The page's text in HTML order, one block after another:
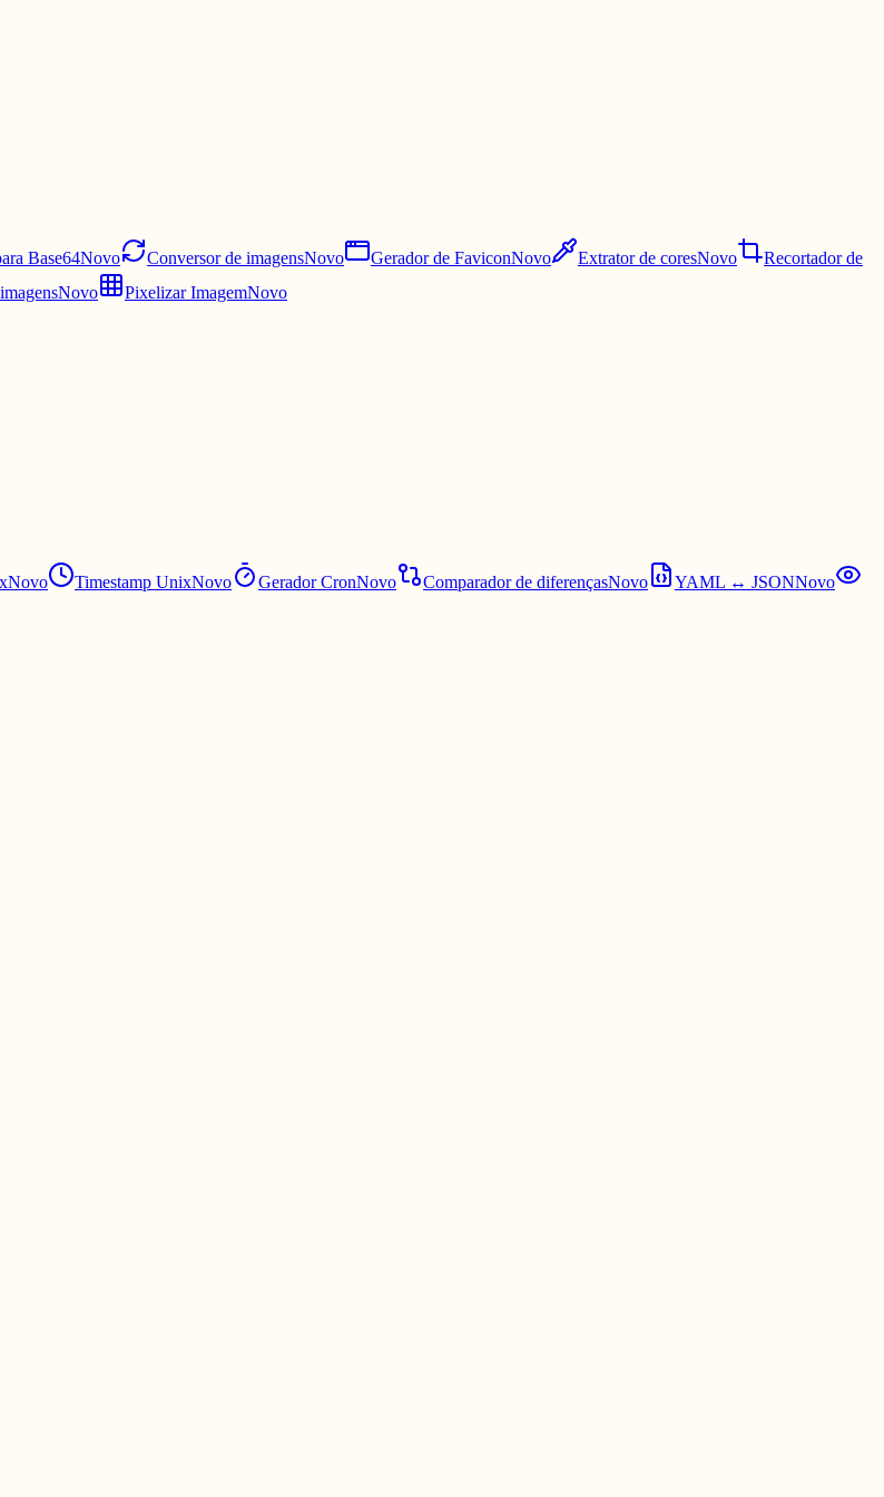
Base64Novo Conversor de imagensNovo Gerador de FaviconNovo Extrator de coresNovo
Recortador de
Novo Pixelizar ImagemNovo
Novo Timestamp UnixNovo Gerador CronNovo Comparador de diferençasNovo YAML ↔ JSONNovo